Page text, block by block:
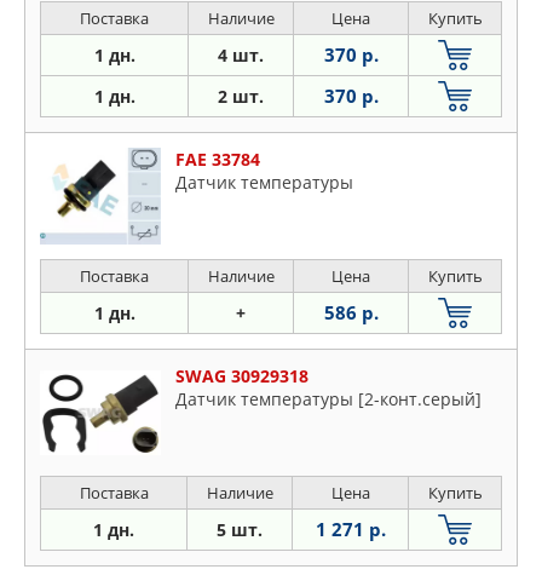
Поставка Наличие Цена Купить
1 дн. 4 шт. 370 р.
1 дн. 2 шт. 370 р.
FAE 33784
Датчик температуры
Поставка Наличие Цена Купить
1 дн. + 586 р.
SWAG 30929318
Датчик температуры [2-конт.серый]
Поставка Наличие Цена Купить
1 дн. 5 шт. 1 271 р.